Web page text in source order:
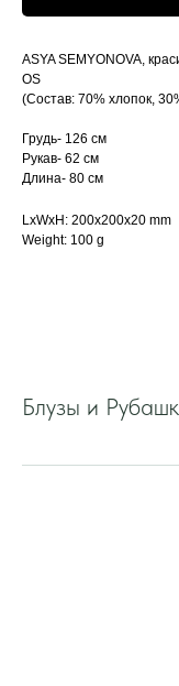
ASYA SEMYONOVA,
OS
(Состав: 70% хлопок,
Грудь- 126 см
Рукав- 62 см
Длина- 80 см
LxWxH: 200x200x20 mm
Weight: 100 g
Блузы и